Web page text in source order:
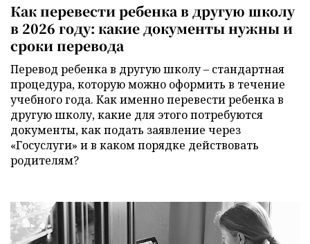
Как перевести ребенка в другую школу
в 2026 году: какие документы нужны и
сроки перевода
Перевод ребенка в другую школу – стандартная
процедура, которую можно оформить в течение
учебного года. Как именно перевести ребенка в
другую школу, какие для этого потребуются
документы, как подать заявление через
«Госуслуги» и в каком порядке действовать
родителям?